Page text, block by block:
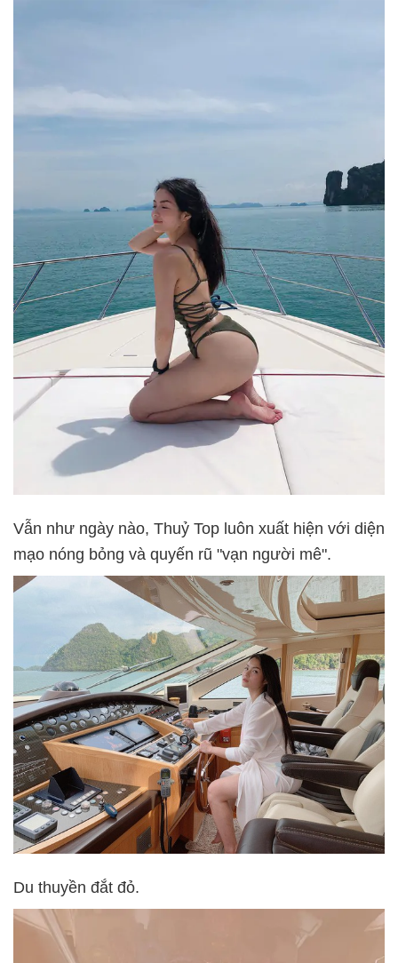
Vẫn như ngày nào, Thuỷ Top luôn xuất hiện với diện
mạo nóng bỏng và quyến rũ "vạn người mê".
Du thuyền đắt đỏ.